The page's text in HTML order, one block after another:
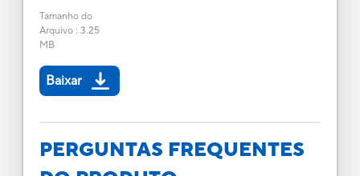
Tamanho do
Arquivo: 3.25
MB
Baixar
PERGUNTAS FREQUENTES